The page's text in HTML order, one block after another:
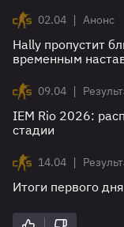
02.04 | Анонс
Hally пропустит
временным
09.04 |
IEM Rio 2026:
стадии
14.04 |
Итоги первого